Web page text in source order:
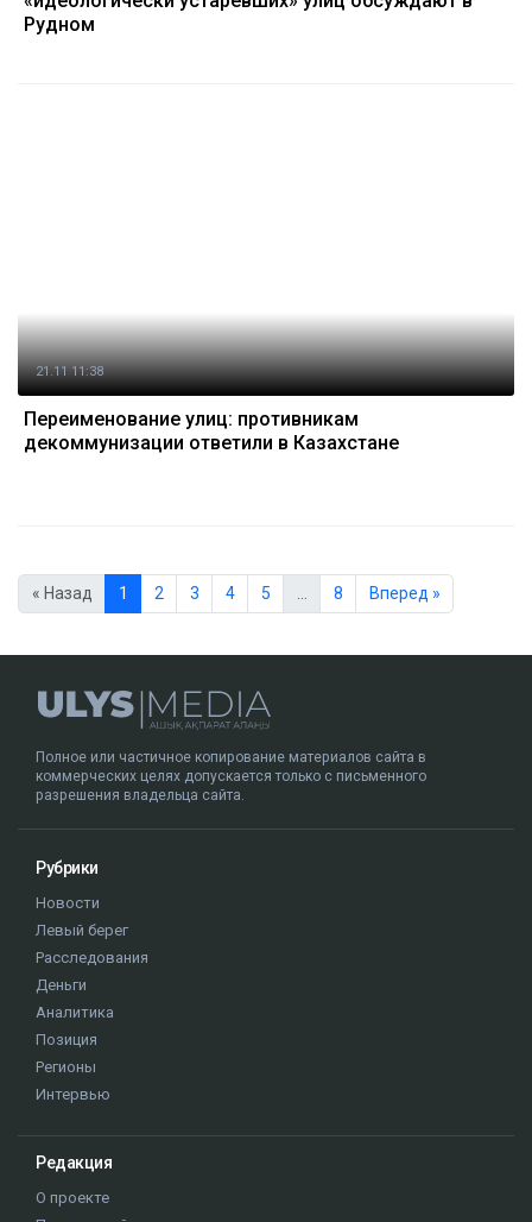
Рудном
21.11 11:38
Переименование улиц: противникам
декоммунизации ответили в Казахстане
« Назад 1 2 3 4 5 … 8 Вперед »
Полное или частичное копирование материалов сайта в
коммерческих целях допускается только с письменного
разрешения владельца сайта.
Рубрики
Новости
Левый берег
Расследования
Деньги
Аналитика
Позиция
Регионы
Интервью
Редакция
О проекте